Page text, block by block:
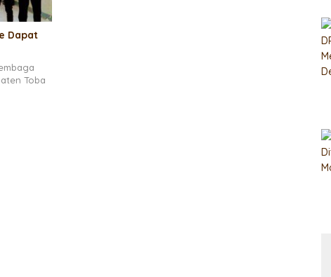
Dapat
Toba